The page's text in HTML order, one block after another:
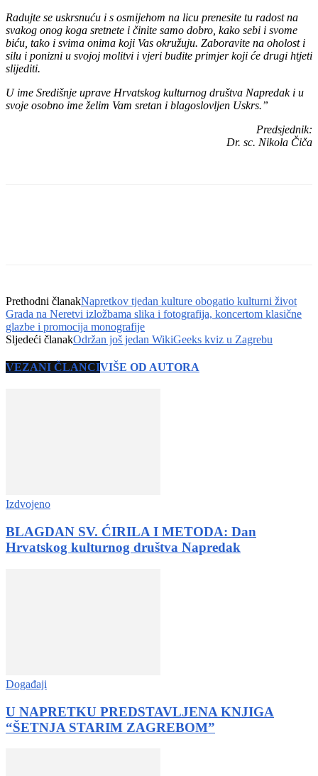
Radujte se uskrsnuću i s osmijehom na licu prenesite tu radost na
svakog onog koga sretnete i činite samo dobro, kako sebi i svome
biću, tako i svima onima koji Vas okružuju. Zaboravite na oholost i
silu i ponizni u svojoj molitvi i vjeri budite primjer koji će drugi htjeti
slijediti.
U ime Središnje uprave Hrvatskog kulturnog društva Napredak i u
svoje osobno ime želim Vam sretan i blagoslovljen Uskrs.”
Predsjednik:
Dr. sc. Nikola Čiča
Prethodni članakNapretkov tjedan kulture obogatio kulturni život
Grada na Neretvi izložbama slika i fotografija, koncertom klasične
glazbe i promocija monografije
Sljedeći članakOdržan još jedan WikiGeeks kviz u Zagrebu
VEZANI ČLANCIVIŠE OD AUTORA
Izdvojeno
BLAGDAN SV. ĆIRILA I METODA: Dan
Hrvatskog kulturnog društva Napredak
Događaji
U NAPRETKU PREDSTAVLJENA KNJIGA
“ŠETNJA STARIM ZAGREBOM”